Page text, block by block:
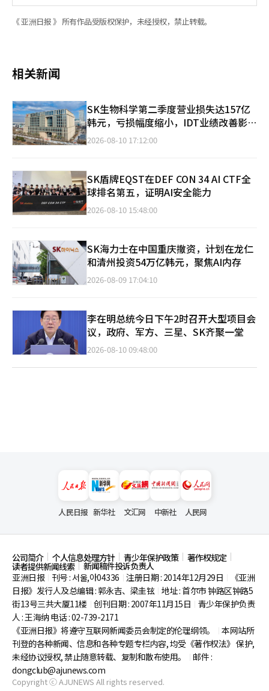
《 亚洲日报 》 所有作品受版权保护，未经授权，禁止转载。
相关新闻
SK生物科学第二季度营业损失达157亿
韩元，亏损幅度缩小，IDT业绩改善影响
显著
2026-08-10 17:12:00
SK盾牌EQST在DEF CON 34 AI CTF全
球排名第五，证明AI安全能力
2026-08-10 15:48:00
SK海力士在中国重庆撤资，计划在龙仁
和清州投资54万亿韩元，聚焦AI内存
2026-08-09 17:04:10
李在明总统今日下午2时召开大型项目会
议，政府、军方、三星、SK齐聚一堂
2026-08-10 09:48:00
人民日报 新华社 文汇网 中新社 人民网
公司简介 个人信息处理方针 青少年保护政策 著作权规定
读者提供新闻线索
新闻稿件投诉负责人
亚洲日报
刊号 : 서울,아04336 注册日期 : 2014年12月29日
《亚洲
日报》发行人及总编辑 : 郭永吉、梁圭铉 地址 : 首尔市钟路区钟路5
街13号三共大厦11楼 创刊日期 : 2007年11月15日
青少年保护负责
人 : 王海纳 电话 : 02-739-2171
《亚洲日报》将遵守互联网新闻委员会制定的伦理纲领。
本网站所
刊登的各种新闻、信息和各种专题专栏内容, 均受《著作权法》 保护,
未经协议授权, 禁止随意转载、复制和散布使用。
邮件 :
dongclub@ajunews.com
Copyright ⓒ AJUNEWS All rights reserved.